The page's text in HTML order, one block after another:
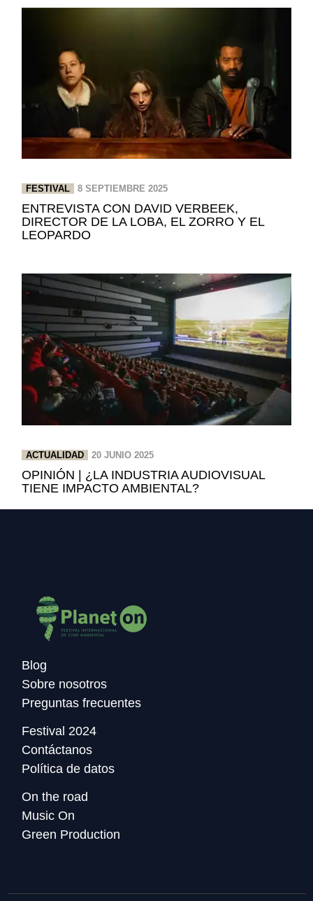
FESTIVAL 8 SEPTIEMBRE 2025
ENTREVISTA CON DAVID VERBEEK,
DIRECTOR DE LA LOBA, EL ZORRO Y EL
LEOPARDO
ACTUALIDAD 20 JUNIO 2025
OPINIÓN | ¿LA INDUSTRIA AUDIOVISUAL
TIENE IMPACTO AMBIENTAL?
Blog
Sobre nosotros
Preguntas frecuentes
Festival 2024
Contáctanos
Política de datos
On the road
Music On
Green Production